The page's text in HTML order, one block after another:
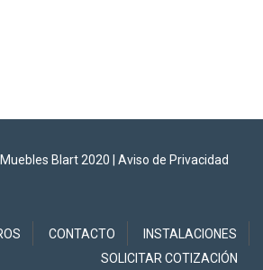
Blart 2020 | Aviso de Privacidad
CONTACTO
INSTALACIONES
SOLICITAR COTIZACIÓN